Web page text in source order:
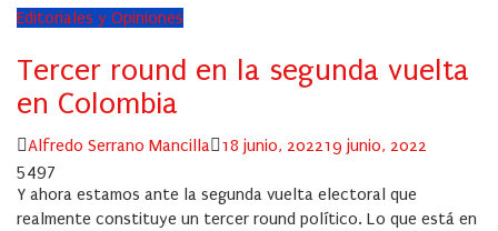
Editoriales y Opiniones
Tercer round en la segunda vuelta
en Colombia
Author
Alfredo Serrano Mancilla
Posted
18 junio, 202219 junio, 2022
5497
Y ahora estamos ante la segunda vuelta electoral que
realmente constituye un tercer round político. Lo que está en